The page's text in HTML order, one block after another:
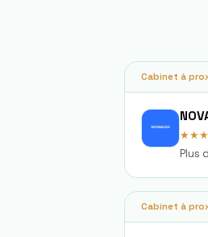
Cabinet à
Plus
Cabinet à